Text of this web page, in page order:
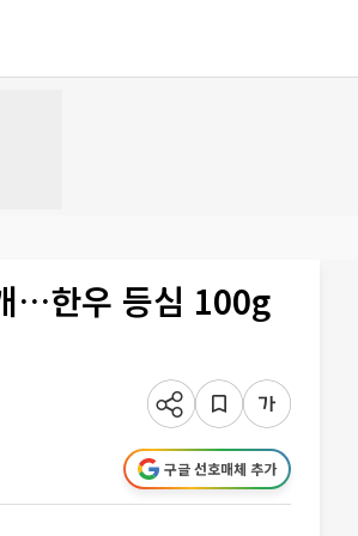
…한우 등심 100g
구글 선호매체 추가